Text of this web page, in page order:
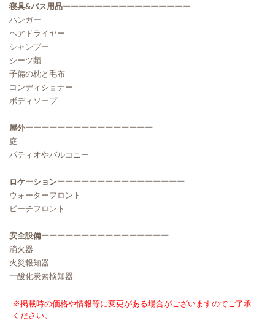
寝具&バス用品ーーーーーーーーーーーーーーーー
ハンガー
ヘアドライヤー
シャンプー
シーツ類
予備の枕と毛布
コンディショナー
ボディソープ
屋外ーーーーーーーーーーーーーーーー
庭
パティオやバルコニー
ロケーションーーーーーーーーーーーーーーーー
ウォーターフロント
ビーチフロント
安全設備ーーーーーーーーーーーーーーーー
消火器
火災報知器
一酸化炭素検知器
※掲載時の価格や情報等に変更がある場合がございますのでご了承
ください。